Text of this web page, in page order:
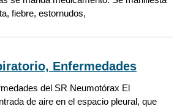
fiebre, estornudos,
Enfermedades
del SR Neumotórax El
de aire en el espacio pleural, que